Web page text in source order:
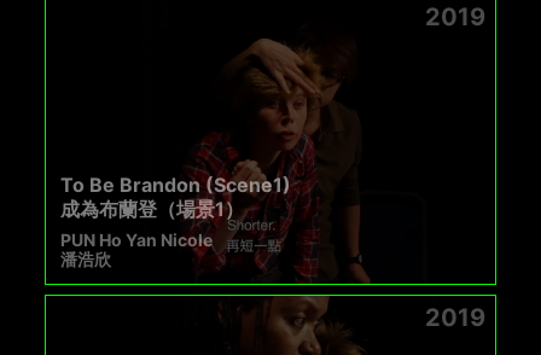
2019
To Be Brandon (Scene1)
成為布蘭登（場景1）
PUN Ho Yan Nicole
潘浩欣
2019